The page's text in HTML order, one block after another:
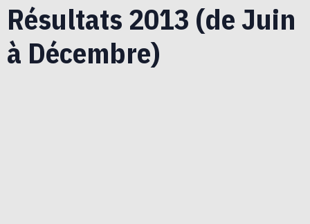
Résultats 2013 (de Juin
à Décembre)